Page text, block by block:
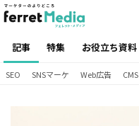
記事 特集 お役立ち資料
SEO SNSマーケ Web広告 CMS